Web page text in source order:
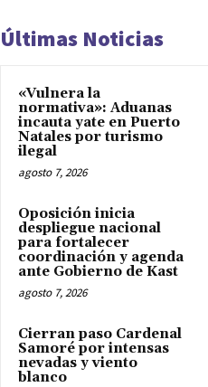
Últimas Noticias
«Vulnera la
normativa»: Aduanas
incauta yate en Puerto
Natales por turismo
ilegal
agosto 7, 2026
Oposición inicia
despliegue nacional
para fortalecer
coordinación y agenda
ante Gobierno de Kast
agosto 7, 2026
Cierran paso Cardenal
Samoré por intensas
nevadas y viento
blanco